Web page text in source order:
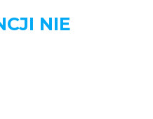
NIE